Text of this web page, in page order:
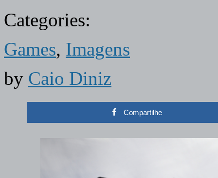
Categories:
Games, Imagens
by Caio Diniz
Compartilhe